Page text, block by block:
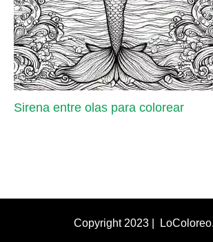
Sirena entre olas para colorear
Copyright 2023 |